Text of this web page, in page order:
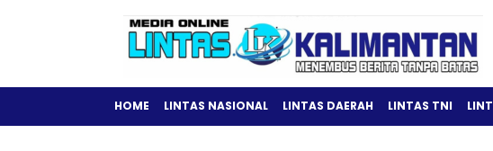
HOME LINTAS NASIONAL LINTAS DAERAH LINTAS TNI